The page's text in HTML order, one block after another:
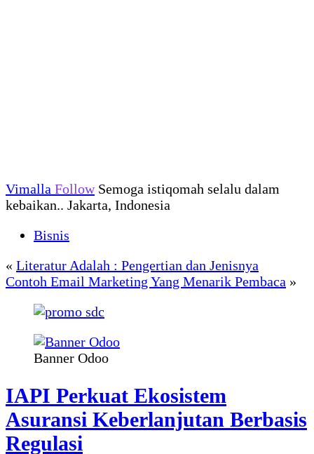
Vimalla Follow Semoga istiqomah selalu dalam
kebaikan.. Jakarta, Indonesia
Bisnis
« Literatur Adalah : Pengertian dan Jenisnya
Contoh Email Marketing Yang Menarik Pembaca »
Banner Odoo
IAPI Perkuat Ekosistem
Asuransi Keberlanjutan Berbasis
Regulasi